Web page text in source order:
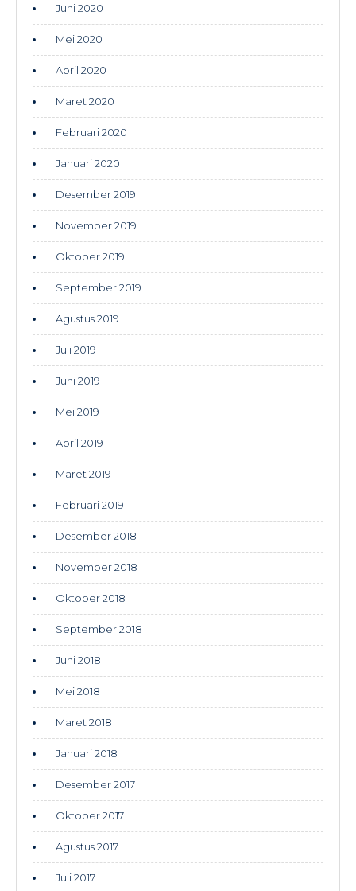
Juni 2020
Mei 2020
April 2020
Maret 2020
Februari 2020
Januari 2020
Desember 2019
November 2019
Oktober 2019
September 2019
Agustus 2019
Juli 2019
Juni 2019
Mei 2019
April 2019
Maret 2019
Februari 2019
Desember 2018
November 2018
Oktober 2018
September 2018
Juni 2018
Mei 2018
Maret 2018
Januari 2018
Desember 2017
Oktober 2017
Agustus 2017
Juli 2017